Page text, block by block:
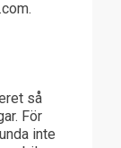
så
För
inte